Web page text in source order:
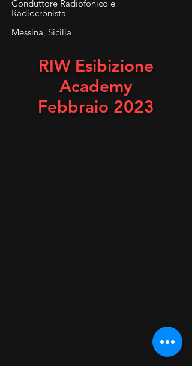
Conduttore Radiofonico e
Radiocronista
Messina, Sicilia
RIW Esibizione
Academy
Febbraio 2023